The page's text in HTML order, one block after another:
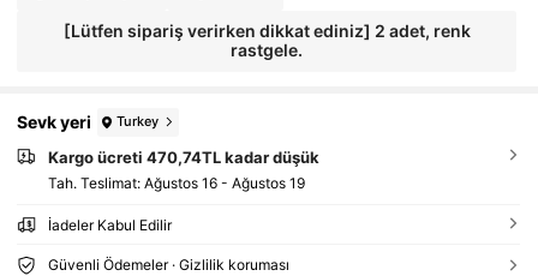
[Lütfen sipariş verirken dikkat ediniz] 2 adet, renk
rastgele.
Sevk yeri Turkey
Kargo ücreti 470,74TL kadar düşük
Tah. Teslimat: Ağustos 16 - Ağustos 19
İadeler Kabul Edilir
Güvenli Ödemeler · Gizlilik koruması